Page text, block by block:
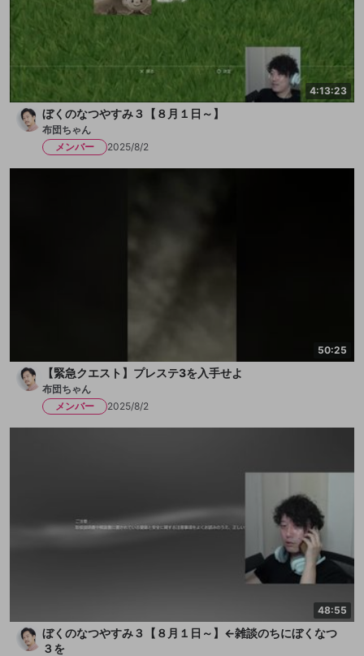
4:13:23
ぼくのなつやすみ３【８月１日～】
布団ちゃん
メンバー
2025/8/2
50:25
【緊急クエスト】プレステ3を入手せよ
布団ちゃん
メンバー
2025/8/2
48:55
ぼくのなつやすみ３【８月１日～】←雑談のちにぼくなつ
３を